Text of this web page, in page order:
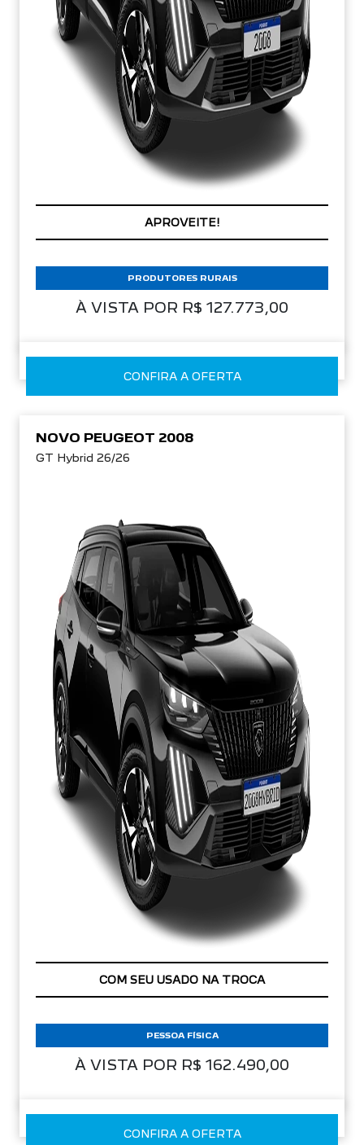
APROVEITE!
À VISTA POR R$ 127.773,00
PRODUTORES RURAIS
CONFIRA A OFERTA
NOVO PEUGEOT 2008
GT Hybrid 26/26
COM SEU USADO NA TROCA
À VISTA POR R$ 162.490,00
PESSOA FÍSICA
CONFIRA A OFERTA